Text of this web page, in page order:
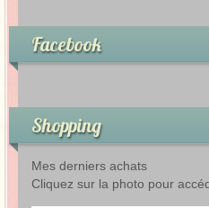
Facebook
Shopping
Mes derniers achats
Cliquez sur la photo pour